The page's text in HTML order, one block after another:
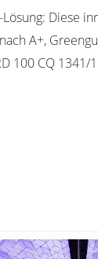
-Lösung: Diese
A+,
100 CQ